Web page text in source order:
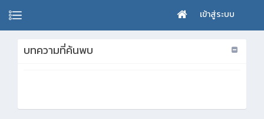
เข้าสู่ระบบ
บทความที่ค้นพบ